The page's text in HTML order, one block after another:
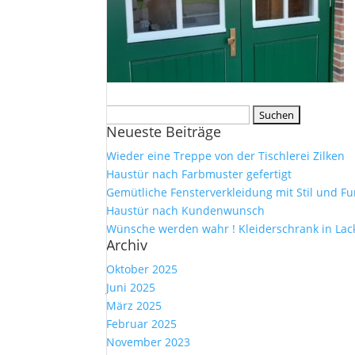
nach:
Neueste Beiträge
Wieder eine Treppe von der Tischlerei Zilken
Haustür nach Farbmuster gefertigt
Gemütliche Fensterverkleidung mit Stil und
Haustür nach Kundenwunsch
Wünsche werden wahr ! Kleiderschrank in
Archiv
Oktober 2025
Juni 2025
März 2025
Februar 2025
November 2023